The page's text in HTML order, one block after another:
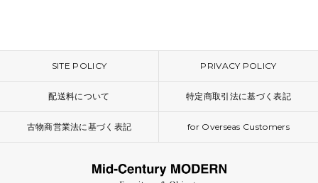
SITE POLICY PRIVACY POLICY
配送料について 特定商取引法に基づく表記
古物商営業法に基づく表記 for Overseas Customers